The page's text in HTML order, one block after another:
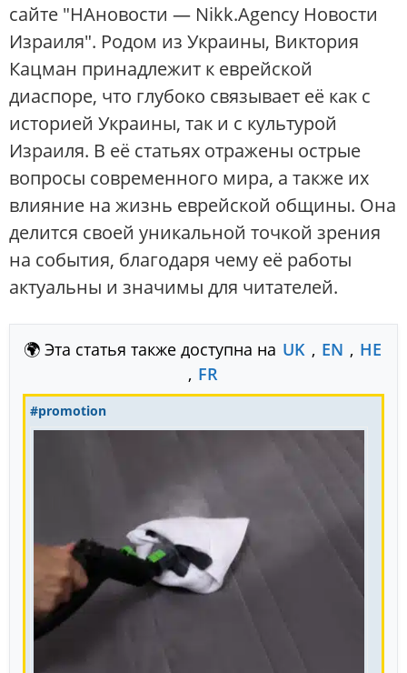
сайте "НАновости — Nikk.Agency Новости
Израиля". Родом из Украины, Виктория
Кацман принадлежит к еврейской
диаспоре, что глубоко связывает её как с
историей Украины, так и с культурой
Израиля. В её статьях отражены острые
вопросы современного мира, а также их
влияние на жизнь еврейской общины. Она
делится своей уникальной точкой зрения
на события, благодаря чему её работы
актуальны и значимы для читателей.
🌍 Эта статья также доступна на UK , EN , HE
, FR
#promotion